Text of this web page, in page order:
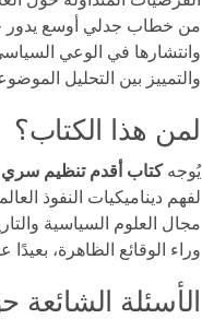
من خطاب جدلي أوسع يدور
وانتشارها في الوعي
والتمييز بين التحليل
لمن هذا الكتاب؟
يُوجه كتاب أقدم تنظيم سري
لفهم ديناميكيات النفوذ
مجال العلوم السياسية
وراء الوقائع الظاهرة،
الأسئلة